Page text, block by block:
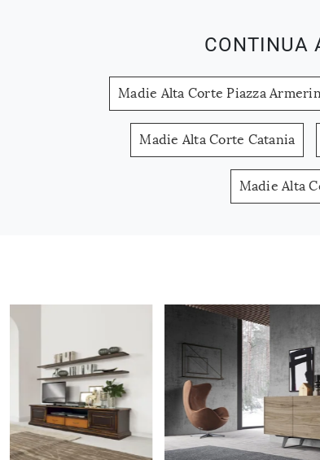
CONTINUA
Madie Alta Corte Piazza
Madie Alta Corte Catania
Madie Alta